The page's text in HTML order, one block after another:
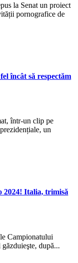
la Senat un proiect
pornografice de
încât să respectăm
într-un clip pe
un
2024! Italia, trimisă
Campionatului
după...